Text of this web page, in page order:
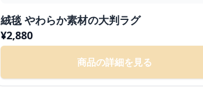
絨毯 やわらか素材の大判ラグ
¥2,880
商品の詳細を見る